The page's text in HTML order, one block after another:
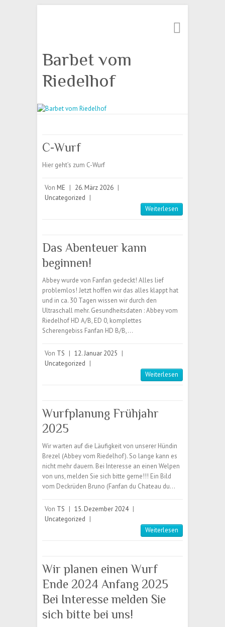
Barbet vom
Riedelhof
C-Wurf
Hier geht’s zum C-Wurf
Von ME | 26. März 2026 |
Uncategorized |
Weiterlesen
Das Abenteuer kann
beginnen!
Abbey wurde von Fanfan gedeckt! Alles lief
problemlos! Jetzt hoffen wir das alles klappt hat
und in ca. 30 Tagen wissen wir durch den
Ultraschall mehr. Gesundheitsdaten : Abbey vom
Riedelhof HD A/B, ED 0, komplettes
Scherengebiss Fanfan HD B/B,…
Von TS | 12. Januar 2025 |
Uncategorized |
Weiterlesen
Wurfplanung Frühjahr
2025
Wir warten auf die Läufigkeit von unserer Hündin
Brezel (Abbey vom Riedelhof). So lange kann es
nicht mehr dauern. Bei Interesse an einen Welpen
von uns, melden Sie sich bitte gerne!!! Ein Bild
vom Deckrüden Bruno (Fanfan du Chateau du…
Von TS | 15. Dezember 2024 |
Uncategorized |
Weiterlesen
Wir planen einen Wurf
Ende 2024 Anfang 2025
Bei Interesse melden Sie
sich bitte bei uns!